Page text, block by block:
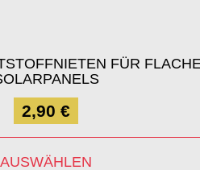
FÜR FLACHE
2,90 €
AUSWÄHLEN